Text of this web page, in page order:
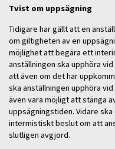
Tvist om uppsägning
Tidigare har gällt att en
om giltigheten av en
möjlighet att begära ett
anställningen ska upphöra
att även om det har
ska anställningen upphöra
även vara möjligt att stänga
uppsägningstiden. Vidare
intermistiskt beslut om att
slutligen avgjord.